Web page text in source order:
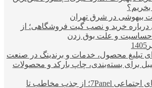
بخریم؟
بیهوشی در شرق تهران
درباره خرید و نصب گیت فروشگاهی؛ از
حساسیت و علت بوق زدن
تبلیغ محصول، خدمات و برندینگ در صنعت
برای بسته‌بندی، چاپ بارکد و محصولات
خدمات شبکه‌های اجتماعی 7Panel؛ از جذب مخاطب تا